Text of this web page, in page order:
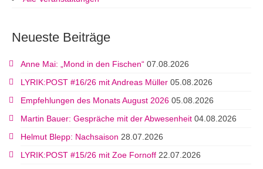
Neueste Beiträge
Anne Mai: „Mond in den Fischen“ 07.08.2026
LYRIK:POST #16/26 mit Andreas Müller 05.08.2026
Empfehlungen des Monats August 2026 05.08.2026
Martin Bauer: Gespräche mit der Abwesenheit 04.08.2026
Helmut Blepp: Nachsaison 28.07.2026
LYRIK:POST #15/26 mit Zoe Fornoff 22.07.2026